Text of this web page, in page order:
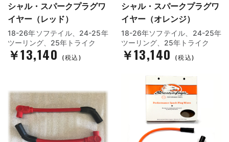
シャル・スパークプラグワ
イヤー（レッド）
18-26年ソフテイル、24-25年
ツーリング、25年トライク
￥13,140 (税込)
シャル・スパークプラグワ
イヤー（オレンジ）
18-26年ソフテイル、24-25年
ツーリング、25年トライク
￥13,140 (税込)